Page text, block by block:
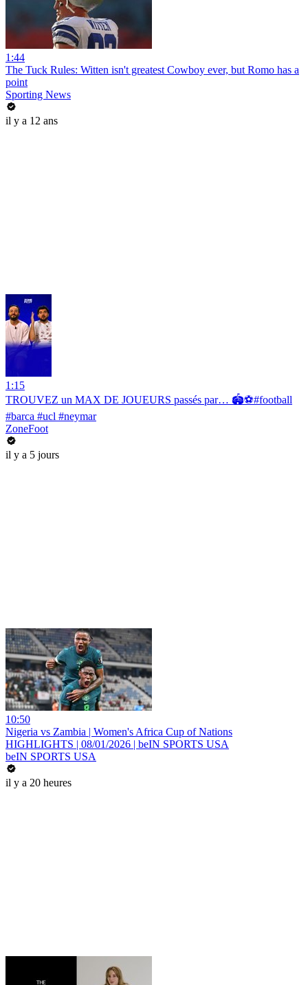
1:44
The Tuck Rules: Witten isn't greatest Cowboy ever, but Romo has a
point
Sporting News
il y a 12 ans
1:15
TROUVEZ un MAX DE JOUEURS passés par… 🏟️⚽️#football
#barca #ucl #neymar
ZoneFoot
il y a 5 jours
10:50
Nigeria vs Zambia | Women's Africa Cup of Nations
HIGHLIGHTS | 08/01/2026 | beIN SPORTS USA
beIN SPORTS USA
il y a 20 heures